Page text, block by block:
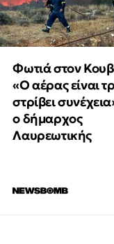
Φωτιά στον
«Ο αέρας είναι
στρίβει
ο δήμαρχος
Λαυρεωτικής